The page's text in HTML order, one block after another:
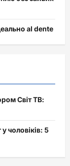
al dente
Світ ТВ:
чоловіків: 5